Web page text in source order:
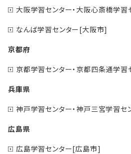
大阪学習センター・大阪心斎橋学
なんば学習センター[大阪市]
京都府
京都学習センター・京都四条通学
兵庫県
神戸学習センター・神戸三宮学習セ
広島県
広島学習センター[広島市]